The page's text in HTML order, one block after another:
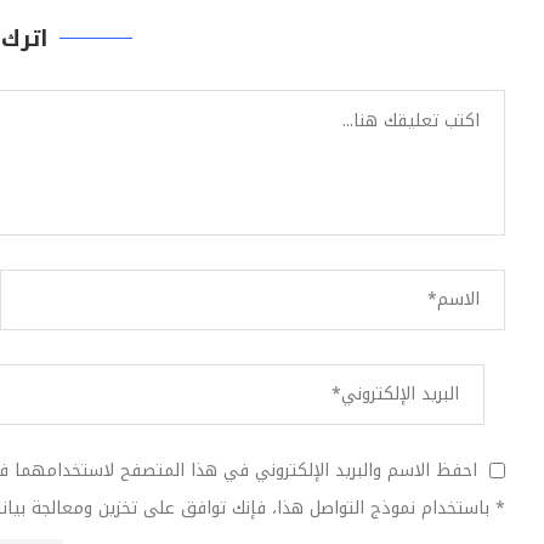
احفظ الاسم والبريد الإلكتروني في هذا المتصفح
* باستخدام نموذج التواصل هذا، فإنك توافق على تخزين ومعالجة